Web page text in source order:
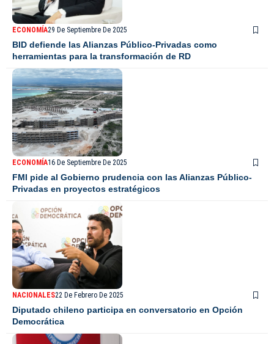
ECONOMÍA29 De Septiembre De 2025
BID defiende las Alianzas Público-Privadas como
herramientas para la transformación de RD
ECONOMÍA16 De Septiembre De 2025
FMI pide al Gobierno prudencia con las Alianzas Público-
Privadas en proyectos estratégicos
NACIONALES22 De Febrero De 2025
Diputado chileno participa en conversatorio en Opción
Democrática